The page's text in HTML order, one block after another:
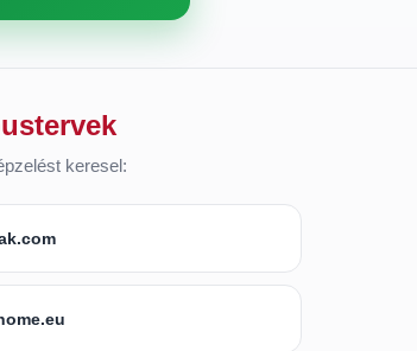
keresel: